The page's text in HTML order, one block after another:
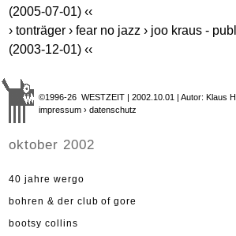
(2005-07-01) ‹‹
› tonträger › fear no jazz › joo kraus -
(2003-12-01) ‹‹
©1996-26 WESTZEIT | 2002.10.01 | Autor: Klaus
impressum › datenschutz
oktober 2002
40 jahre wergo
bohren & der club of gore
bootsy collins